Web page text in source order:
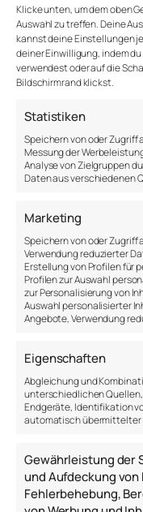
Klicke unten, um dem oben
Auswahl zu treffen. Deine
kannst deine Einstellungen
deiner Einwilligung, indem
verwendest oder auf die
Bildschirmrand klickst.
Statistiken
Speichern von oder Zugriff
Messung der
Analyse von Zielgruppen
Daten aus verschiedenen
Marketing
Speichern von oder Zugriff
Verwendung reduzierter
Erstellung von Profilen für
Profilen zur Auswahl
zur Personalisierung von
Auswahl personalisierter
Angebote, Verwendung
Eigenschaften
Abgleichung und
unterschiedlichen
Endgeräte, Identifikation
automatisch übermittelter
Gewährleistung der
und Aufdeckung von
Fehlerbehebung,
The
durch unsere
eine Person an,
Wahrheit oder den
nicht in dieses
Durch die
Welt können wir
inspirieren.
diskutieren, je
Geduld wir